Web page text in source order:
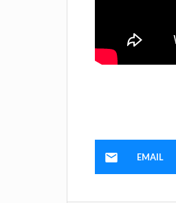
EMAIL